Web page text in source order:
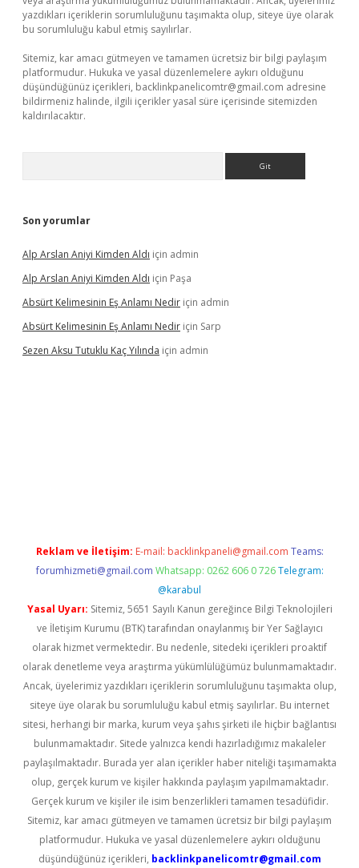
yazdıkları içeriklerin sorumluluğunu taşımakta olup, siteye üye olarak
bu sorumluluğu kabul etmiş sayılırlar.
Sitemiz, kar amacı gütmeyen ve tamamen ücretsiz bir bilgi paylaşım
platformudur. Hukuka ve yasal düzenlemelere aykırı olduğunu
düşündüğünüz içerikleri, backlinkpanelicomtr@gmail.com adresine
bildirmeniz halinde, ilgili içerikler yasal süre içerisinde sitemizden
kaldırılacaktır.
Son yorumlar
Alp Arslan Aniyi Kimden Aldı için admin
Alp Arslan Aniyi Kimden Aldı için Paşa
Absürt Kelimesinin Eş Anlamı Nedir için admin
Absürt Kelimesinin Eş Anlamı Nedir için Sarp
Sezen Aksu Tutuklu Kaç Yılında için admin
Reklam ve İletişim: E-mail: backlinkpaneli@gmail.com Teams:
forumhizmeti@gmail.com Whatsapp: 0262 606 0 726 Telegram:
@karabul
Yasal Uyarı: Sitemiz, 5651 Sayılı Kanun gereğince Bilgi Teknolojileri
ve İletişim Kurumu (BTK) tarafından onaylanmış bir Yer Sağlayıcı
olarak hizmet vermektedir. Bu nedenle, sitedeki içerikleri proaktif
olarak denetleme veya araştırma yükümlülüğümüz bulunmamaktadır.
Ancak, üyelerimiz yazdıkları içeriklerin sorumluluğunu taşımakta olup,
siteye üye olarak bu sorumluluğu kabul etmiş sayılırlar. Bu internet
sitesi, herhangi bir marka, kurum veya şahıs şirketi ile hiçbir bağlantısı
bulunmamaktadır. Sitede yalnızca kendi hazırladığımız makaleler
paylaşılmaktadır. Burada yer alan içerikler haber niteliği taşımamakta
olup, gerçek kurum ve kişiler hakkında paylaşım yapılmamaktadır.
Gerçek kurum ve kişiler ile isim benzerlikleri tamamen tesadüfidir.
Sitemiz, kar amacı gütmeyen ve tamamen ücretsiz bir bilgi paylaşım
platformudur. Hukuka ve yasal düzenlemelere aykırı olduğunu
düşündüğünüz içerikleri, backlinkpanelicomtr@gmail.com